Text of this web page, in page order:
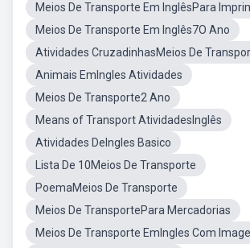
Meios De Transporte Em InglêsPara
Meios De Transporte Em Inglês7O Ano
Atividades CruzadinhasMeios De
Animais EmIngles Atividades
Meios De Transporte2 Ano
Means of Transport AtividadesInglês
Atividades DeIngles Basico
Lista De 10Meios De Transporte
PoemaMeios De Transporte
Meios De TransportePara Mercadorias
Meios De Transporte EmIngles Com